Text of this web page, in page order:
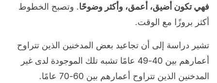
فهي تكون أضيق، أعمق، وأكثر وضوحًا. وتصبح الخطوط
أكثر بروزًا مع الوقت.
تشير دراسة إلى أن تجاعيد بعض المدخنين الذين تتراوح
أعمارهم بين 40-49 عامًا تشبه تلك الموجودة لدى غير
المدخنين الذين تتراوح أعمارهم بين 60-70 عامًا.